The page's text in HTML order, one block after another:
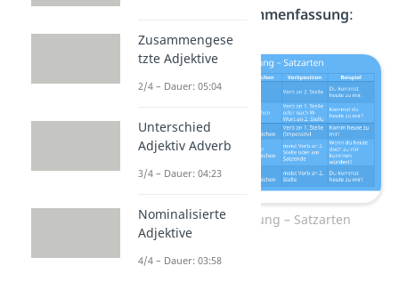
Zusammenfassung:
Zusammenfassung – Satzarten
Zusammengese
tzte Adjektive
2/4 – Dauer: 05:04
Unterschied
Adjektiv Adverb
3/4 – Dauer: 04:23
Nominalisierte
Adjektive
4/4 – Dauer: 03:58